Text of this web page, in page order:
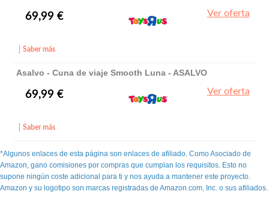
Saber más
69,99 € Ver oferta
Asalvo - Cuna de viaje Smooth Luna - ASALVO
Saber más
69,99 € Ver oferta
*Algunos enlaces de esta página son enlaces de afiliado. Como Asociado de
Amazon, gano comisiones por compras que cumplan los requisitos. Esto no
supone ningún coste adicional para ti y nos ayuda a mantener este proyecto.
Amazon y su logotipo son marcas registradas de Amazon.com, Inc. o sus afiliados.